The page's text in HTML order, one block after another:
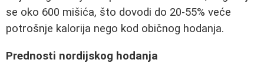
se oko 600 mišića, što dovodi do 20-55% veće
potrošnje kalorija nego kod običnog hodanja.
Prednosti nordijskog hodanja